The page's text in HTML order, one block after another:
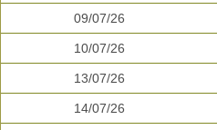
09/07/26
10/07/26
13/07/26
14/07/26